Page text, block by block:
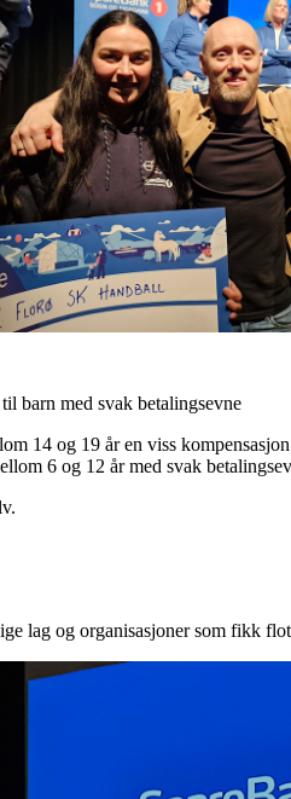
barn med svak betalingsevne
14 og 19 år en viss
6 og 12 år med svak
lag og organisasjoner som fikk